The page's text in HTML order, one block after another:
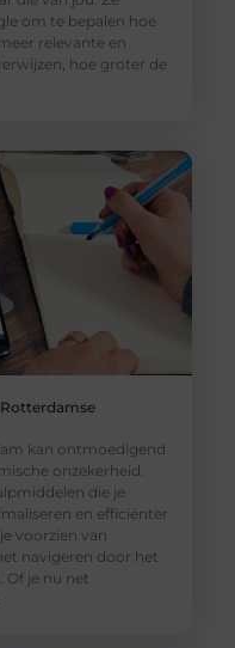
om te bepalen hoe
relevante en
hoe groter de
kan ontmoedigend
onzekerheid.
die je
en efficiënter
voorzien van
navigeren door het
je nu net